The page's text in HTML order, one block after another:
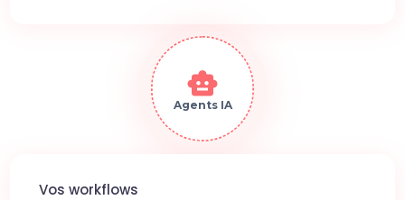
Agents IA
Vos workflows